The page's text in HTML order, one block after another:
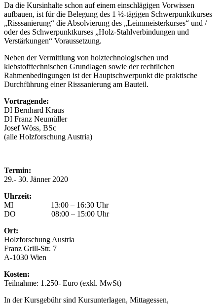
Da die Kursinhalte schon auf einem einschlägigen Vorwissen
aufbauen, ist für die Belegung des 1 ½-tägigen Schwerpunktkurses
„Risssa­nierung“ die Absolvierung des „Leimmeisterkurses“ und /
oder des Schwerpunktkurses „Holz-Stahlverbindungen und
Verstärkungen“ Voraussetzung.
Neben der Vermittlung von holztechnologischen und
klebstofftechni­schen Grundlagen sowie der rechtlichen
Rahmenbedingungen ist der Hauptschwerpunkt die praktische
Durchführung einer Risssanierung am Bauteil.
Vortragende:
DI Bernhard Kraus
DI Franz Neumüller
Josef Wöss, BSc
(alle Holzforschung Austria)
Termin:
29.- 30. Jänner 2020
Uhrzeit:
MI 13:00 – 16:30 Uhr
DO 08:00 – 15:00 Uhr
Ort:
Holzforschung Austria
Franz Grill-Str. 7
A-1030 Wien
Kosten:
Teilnahme: 1.250- Euro (exkl. MwSt)
In der Kursgebühr sind Kursunterlagen, Mittagessen,